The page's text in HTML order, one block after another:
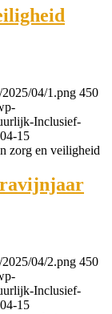
04/1.png 450
Inclusief-
15
zorg en veiligheid
ravijnjaar
04/2.png 450
Inclusief-
15